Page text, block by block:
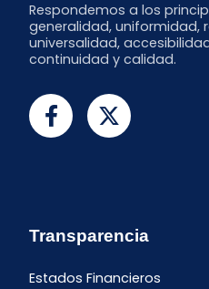
Respondemos a los
generalidad, uniformidad,
universalidad,
continuidad y calidad.
Transparencia
Estados Financieros